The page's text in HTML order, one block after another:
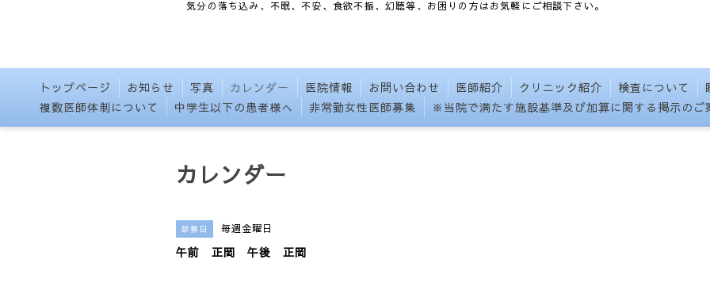
気分の落ち込み、不眠、不安、食欲不振、幻聴等、お困りの方はお気軽にご相談下さい。
トップページ お知らせ 写真 カレンダー 医院情報 お問い合わせ 医師紹介 クリニック紹介 検査について
複数医師体制について
中学生以下の患者様へ 非常勤女性医師募集 ※当院で満たす施設基準及び加算に関する掲示のご
カレンダー
診察日 毎週金曜日
午前 正岡 午後 正岡